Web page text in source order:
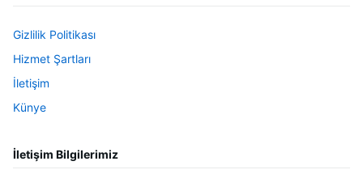
Gizlilik Politikası
Hizmet Şartları
İletişim
Künye
İletişim Bilgilerimiz